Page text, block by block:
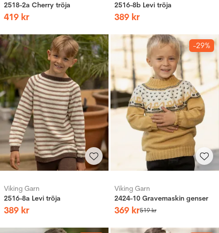
2518-2a Cherry tröja
419 kr
2516-8b Levi tröja
389 kr
Viking Garn
2516-8a Levi tröja
389 kr
-29%
Viking Garn
2424-10 Gravemaskin genser
369 kr519kr